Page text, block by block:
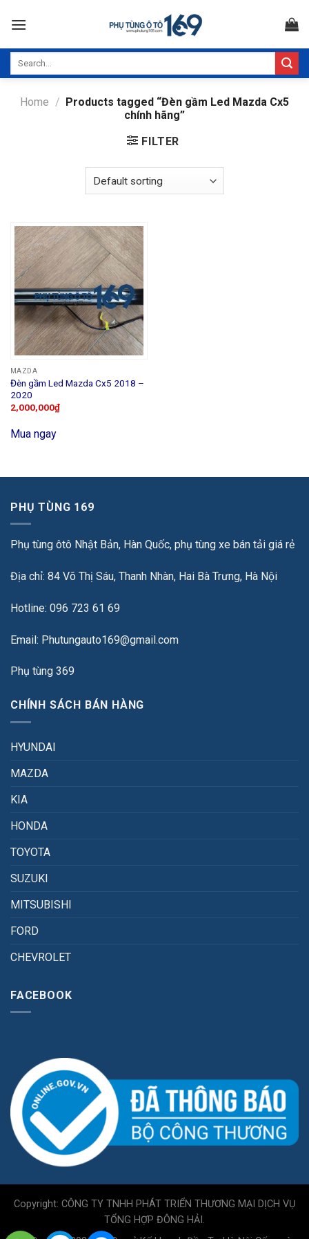
Home / Products tagged “Đèn gầm Led Mazda Cx5
chính hãng”
FILTER
MAZDA
Đèn gầm Led Mazda Cx5 2018 –
2020
2,000,000₫
Mua ngay
PHỤ TÙNG 169
Phụ tùng ôtô Nhật Bản, Hàn Quốc, phụ tùng xe bán tải giá rẻ
Địa chỉ: 84 Võ Thị Sáu, Thanh Nhàn, Hai Bà Trưng, Hà Nội
Hotline: 096 723 61 69
Email: Phutungauto169@gmail.com
Phụ tùng 369
CHÍNH SÁCH BÁN HÀNG
HYUNDAI
MAZDA
KIA
HONDA
TOYOTA
SUZUKI
MITSUBISHI
FORD
CHEVROLET
FACEBOOK
Copyright: CÔNG TY TNHH PHÁT TRIỂN THƯƠNG MẠI DỊCH VỤ
TỔNG HỢP ĐÔNG HẢI.